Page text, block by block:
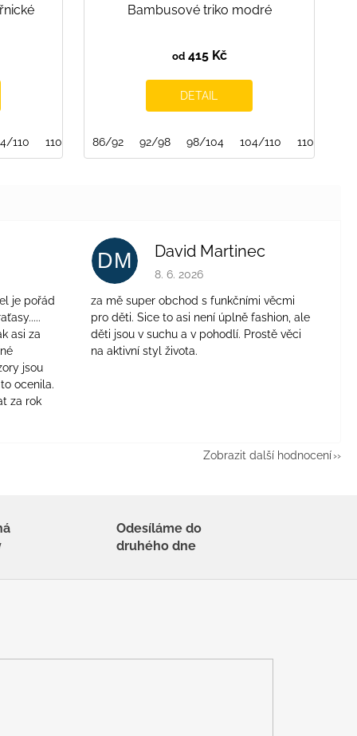
110 110/116 116/122 122/128 128/134 134/140
Bambusové triko modré
od415 Kč
DETAIL
86/92 92/98 98/104 104/110 110/116
4 z 5 hvězdiček.
je pořád
asi za
jsou
ocenila.
za rok
DM David Martinec
Hodnocení obchodu je 5 z 5 hvězdiček.
8. 6. 2026
za mě super obchod s funkčními věcmi
pro děti. Sice to asi není úplně fashion, ale
děti jsou v suchu a v pohodlí. Prostě věci
na aktivní styl života.
Zobrazit další hodnocení
Odesíláme do
druhého dne